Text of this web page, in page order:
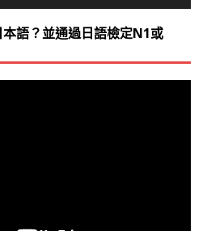
語？並通過日語檢定N1或